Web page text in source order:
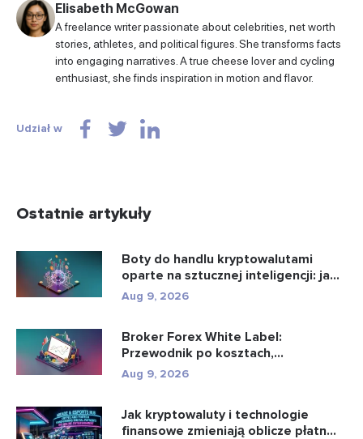
Elisabeth McGowan
A freelance writer passionate about celebrities, net worth
stories, athletes, and political figures. She transforms facts
into engaging narratives. A true cheese lover and cycling
enthusiast, she finds inspiration in motion and flavor.
Udział w
Ostatnie artykuły
Boty do handlu kryptowalutami
oparte na sztucznej inteligencji: ja...
Aug 9, 2026
Broker Forex White Label:
Przewodnik po kosztach,
konfiguracji i u...
Aug 9, 2026
Jak kryptowaluty i technologie
finansowe zmieniają oblicze płatn...